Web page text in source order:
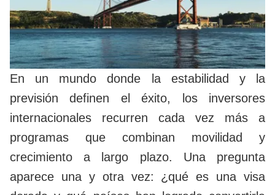
En un mundo donde la estabilidad y la
previsión definen el éxito, los inversores
internacionales recurren cada vez más a
programas que combinan movilidad y
crecimiento a largo plazo. Una pregunta
aparece una y otra vez: ¿qué es una visa